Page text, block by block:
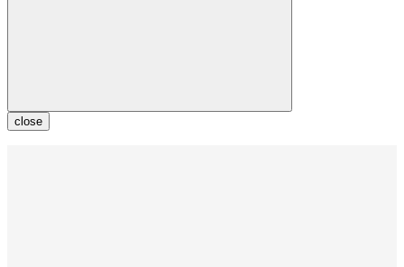
close